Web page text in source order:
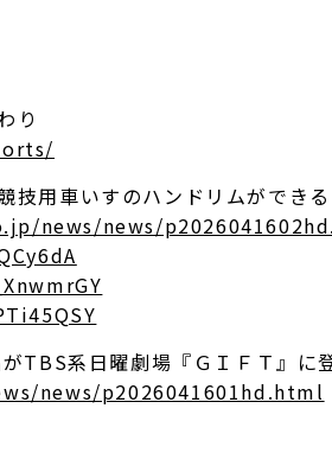
り
用車いすのハンドリムができ
news/news/
TBS系日曜劇場『ＧＩＦＴ』に
news/p2026041601hd.html